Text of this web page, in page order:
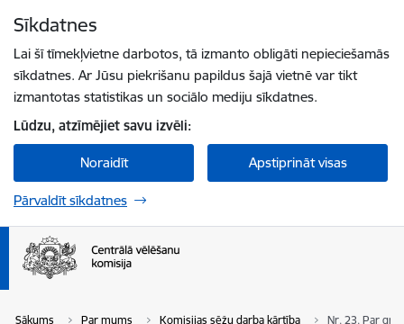
Sīkdatnes
Lai šī tīmekļvietne darbotos, tā izmanto obligāti nepieciešamās
sīkdatnes. Ar Jūsu piekrišanu papildus šajā vietnē var tikt
izmantotas statistikas un sociālo mediju sīkdatnes.
Lūdzu, atzīmējiet savu izvēli:
Noraidīt Apstiprināt visas
Pārvaldīt sīkdatnes
Sākums Par mums Komisijas sēžu darba kārtība Nr. 23. Par